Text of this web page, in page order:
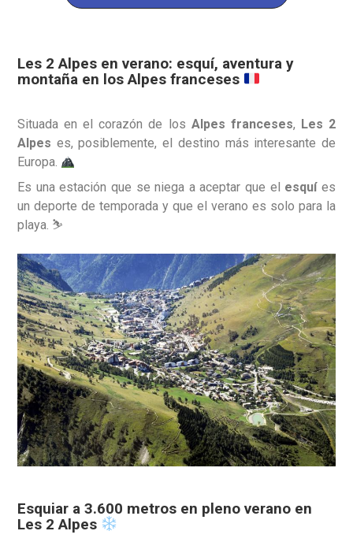
Les 2 Alpes en verano: esquí, aventura y
montaña en los Alpes franceses
Situada en el corazón de los Alpes franceses, Les 2
Alpes es, posiblemente, el destino más interesante de
Europa.
Es una estación que se niega a aceptar que el esquíes
un deporte de temporada y que el verano es solo para la
playa. ⛷️
Esquiar a 3.600 metros en pleno verano en
Les 2 Alpes